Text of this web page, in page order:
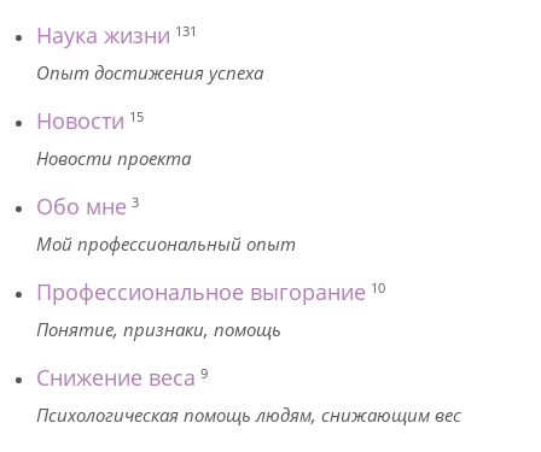
Наука жизни 131
Опыт достижения успеха
Новости 15
Новости проекта
Обо мне 3
Мой профессиональный опыт
Профессиональное выгорание 10
Понятие, признаки, помощь
Снижение веса 9
Психологическая помощь людям, снижающим вес